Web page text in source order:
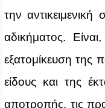
την
αδικήματος.
εξατομίκευση της
είδους και της
αποτροπής, τις